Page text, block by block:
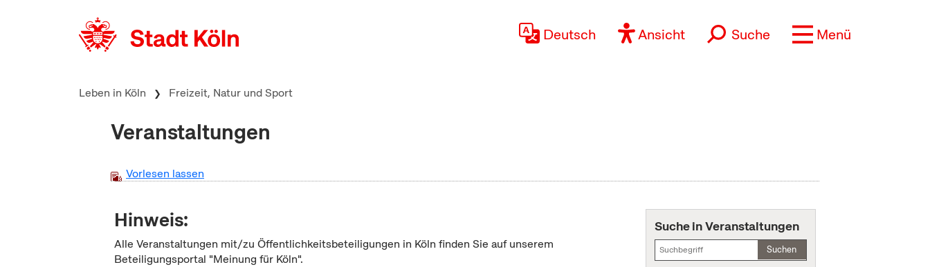
Deutsch Ansicht Suche Menü
Leben in Köln Freizeit, Natur und Sport
Veranstaltungen
Vorlesen lassen
Hinweis:
Alle Veranstaltungen mit/zu Öffentlichkeitsbeteiligungen in Köln finden Sie auf unserem
Beteiligungsportal "Meinung für Köln".
Suche in Veranstaltungen
Suchen